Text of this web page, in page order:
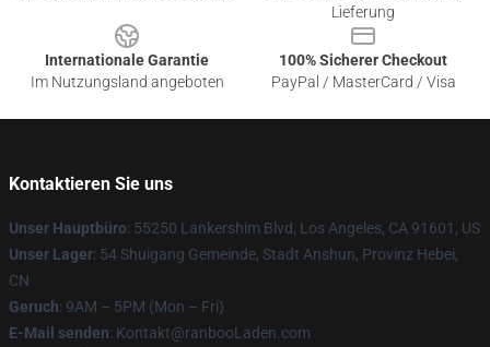
Lieferung
Internationale Garantie
Im Nutzungsland angeboten
100% Sicherer Checkout
PayPal / MasterCard / Visa
Kontaktieren Sie uns
Unser Hauptbüro: 55250 Lankershim Blvd, Los Angeles, CA 91601, US
Unser Lager: 54 Shuigang Gemeinde, Stadt Anshun, Provinz Hebei,
CN
Geruch: 9AM – 5PM (Mon – Fri)
E-Mail senden: Kontakt@ranbooLaden.com